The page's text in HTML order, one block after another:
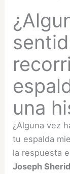
una
¿Alguna vez
tu espalda
la respuesta
Joseph